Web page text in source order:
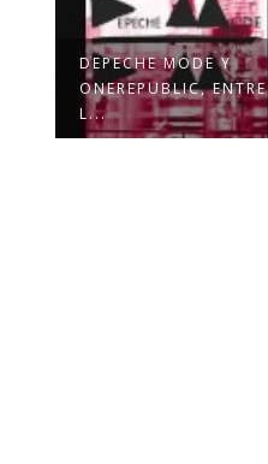
DEPECHE MODE Y
ONEREPUBLIC, ENTRE
L...